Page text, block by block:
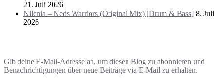
21. Juli 2026
Nilenia – Neds Warriors (Original Mix) [Drum & Bass] 8. Juli
2026
Gib deine E-Mail-Adresse an, um diesen Blog zu abonnieren und
Benachrichtigungen über neue Beiträge via E-Mail zu erhalten.